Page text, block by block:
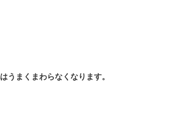
うまくまわらなくなります。